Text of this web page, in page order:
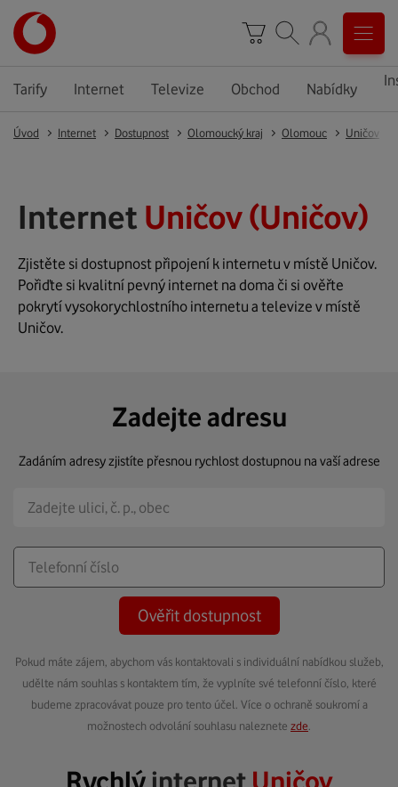
Tarify Internet Televize Obchod Nabídky
Úvod Internet Dostupnost Olomoucký kraj Olomouc Uničov
Internet Uničov (Uničov)
Zjistěte si dostupnost připojení k internetu v místě Uničov.
Pořiďte si kvalitní pevný internet na doma či si ověřte
pokrytí vysokorychlostního internetu a televize v místě
Uničov.
Zadejte adresu
Zadáním adresy zjistíte přesnou rychlost dostupnou na vaší adrese
Ověřit dostupnost
Pokud máte zájem, abychom vás kontaktovali s individuální nabídkou služeb,
udělte nám souhlas s kontaktem tím, že vyplníte své telefonní číslo, které
budeme zpracovávat pouze pro tento účel. Více o ochraně soukromí a
možnostech odvolání souhlasu naleznete zde